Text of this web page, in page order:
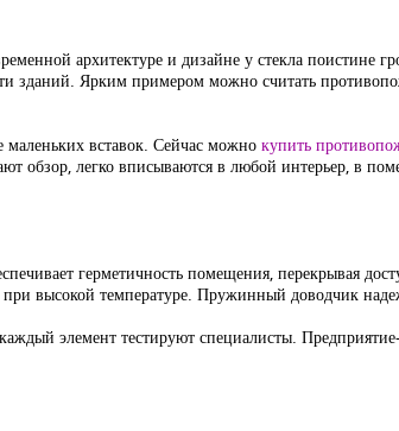
архитектуре и дизайне у стекла поистине
зданий. Ярким примером можно считать
маленьких вставок. Сейчас можно купить
обзор, легко вписываются в любой интерьер, в
герметичность помещения, перекрывая
высокой температуре. Пружинный доводчик
элемент тестируют специалисты.